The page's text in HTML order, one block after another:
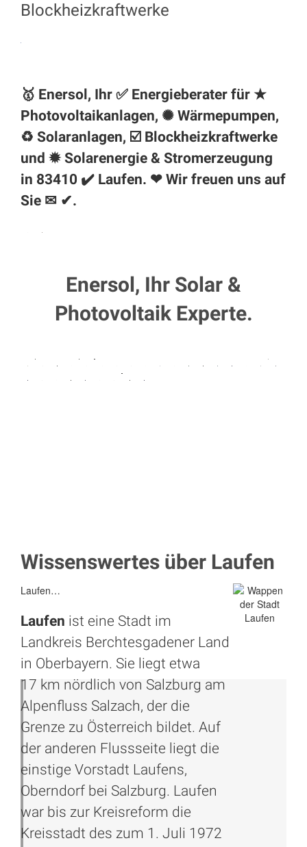
Blockheizkraftwerke
🥇 Enersol, Ihr ✅ Energieberater für ★
Photovoltaikanlagen, ✺ Wärmepumpen,
♻ Solaranlagen, ☑️ Blockheizkraftwerke
und ✹ Solarenergie & Stromerzeugung
in 83410 ✔️ Laufen. ❤ Wir freuen uns auf
Sie ✉ ✔.
Enersol, Ihr Solar &
Photovoltaik Experte.
Wissenswertes über Laufen
Laufen…
Laufen ist eine Stadt im
Landkreis Berchtesgadener Land
in Oberbayern. Sie liegt etwa
17 km nördlich von Salzburg am
Alpenfluss Salzach, der die
Grenze zu Österreich bildet. Auf
der anderen Flussseite liegt die
einstige Vorstadt Laufens,
Oberndorf bei Salzburg. Laufen
war bis zur Kreisreform die
Kreisstadt des zum 1. Juli 1972